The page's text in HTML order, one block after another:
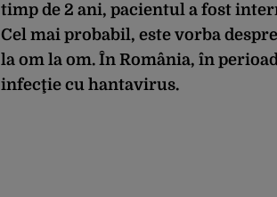
timp de 2 ani, pacientul a fost
Cel mai probabil, este vorba
la om la om. În România, în
infecţie cu hantavirus.